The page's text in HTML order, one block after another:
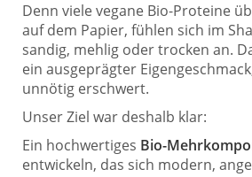
Denn viele vegane Bio-Proteine
auf dem Papier, fühlen sich im
sandig, mehlig oder trocken an.
ein ausgeprägter
unnötig erschwert.
Unser Ziel war deshalb klar:
Ein hochwertiges Bio-
entwickeln, das sich modern,